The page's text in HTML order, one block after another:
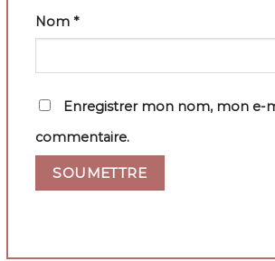
Nom *
Enregistrer mon nom, mon e-
commentaire.